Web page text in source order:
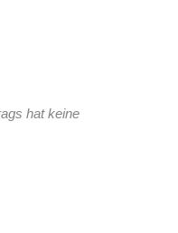
hat keine